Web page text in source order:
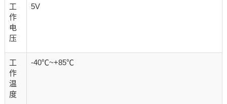
工
作
电
压
5V
工
作
温
度
-40℃~+85℃